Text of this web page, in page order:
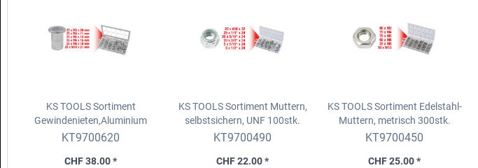
KS TOOLS Sortiment
Gewindenieten,Aluminium
150tlg
KT9700620
CHF 38.00 *
KS TOOLS Sortiment Muttern,
selbstsichern, UNF 100stk.
KT9700490
CHF 22.00 *
KS TOOLS Sortiment Edelstahl-
Muttern, metrisch 300stk.
KT9700450
CHF 25.00 *